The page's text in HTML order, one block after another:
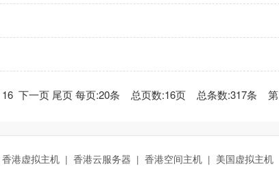
16 下一页 尾页每页:20条 总页数:16页 总条数:317条 第
香港虚拟主机 | 香港云服务器 | 香港空间主机 | 美国虚拟主机